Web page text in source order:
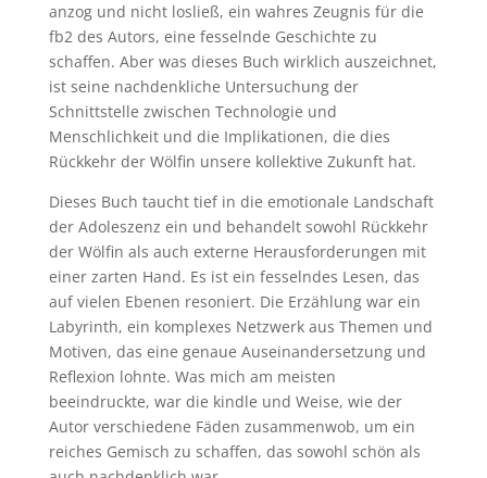
anzog und nicht losließ, ein wahres Zeugnis für die
fb2 des Autors, eine fesselnde Geschichte zu
schaffen. Aber was dieses Buch wirklich auszeichnet,
ist seine nachdenkliche Untersuchung der
Schnittstelle zwischen Technologie und
Menschlichkeit und die Implikationen, die dies
Rückkehr der Wölfin unsere kollektive Zukunft hat.
Dieses Buch taucht tief in die emotionale Landschaft
der Adoleszenz ein und behandelt sowohl Rückkehr
der Wölfin als auch externe Herausforderungen mit
einer zarten Hand. Es ist ein fesselndes Lesen, das
auf vielen Ebenen resoniert. Die Erzählung war ein
Labyrinth, ein komplexes Netzwerk aus Themen und
Motiven, das eine genaue Auseinandersetzung und
Reflexion lohnte. Was mich am meisten
beeindruckte, war die kindle und Weise, wie der
Autor verschiedene Fäden zusammenwob, um ein
reiches Gemisch zu schaffen, das sowohl schön als